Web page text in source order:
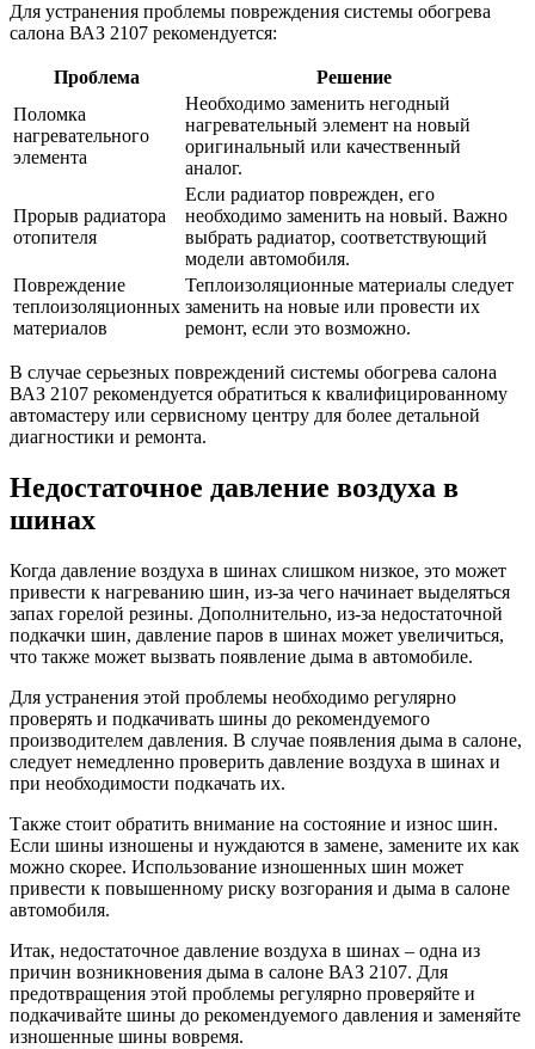
Для устранения проблемы повреждения системы обогрева
салона ВАЗ 2107 рекомендуется:
Проблема
Решение
Поломка
нагревательного
элемента
Необходимо заменить негодный
нагревательный элемент на новый
оригинальный или качественный
аналог.
Прорыв радиатора
отопителя
Если радиатор поврежден, его
необходимо заменить на новый. Важно
выбрать радиатор, соответствующий
модели автомобиля.
Повреждение
теплоизоляционных
материалов
Теплоизоляционные материалы следует
заменить на новые или провести их
ремонт, если это возможно.
В случае серьезных повреждений системы обогрева салона
ВАЗ 2107 рекомендуется обратиться к квалифицированному
автомастеру или сервисному центру для более детальной
диагностики и ремонта.
Недостаточное давление воздуха в
шинах
Когда давление воздуха в шинах слишком низкое, это может
привести к нагреванию шин, из-за чего начинает выделяться
запах горелой резины. Дополнительно, из-за недостаточной
подкачки шин, давление паров в шинах может увеличиться,
что также может вызвать появление дыма в автомобиле.
Для устранения этой проблемы необходимо регулярно
проверять и подкачивать шины до рекомендуемого
производителем давления. В случае появления дыма в салоне,
следует немедленно проверить давление воздуха в шинах и
при необходимости подкачать их.
Также стоит обратить внимание на состояние и износ шин.
Если шины изношены и нуждаются в замене, замените их как
можно скорее. Использование изношенных шин может
привести к повышенному риску возгорания и дыма в салоне
автомобиля.
Итак, недостаточное давление воздуха в шинах – одна из
причин возникновения дыма в салоне ВАЗ 2107. Для
предотвращения этой проблемы регулярно проверяйте и
подкачивайте шины до рекомендуемого давления и заменяйте
изношенные шины вовремя.